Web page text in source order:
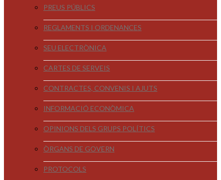
PREUS PÚBLICS
REGLAMENTS I ORDENANCES
SEU ELECTRÒNICA
CARTES DE SERVEIS
CONTRACTES, CONVENIS I AJUTS
INFORMACIÓ ECONÒMICA
OPINIONS DELS GRUPS POLÍTICS
ÒRGANS DE GOVERN
PROTOCOLS